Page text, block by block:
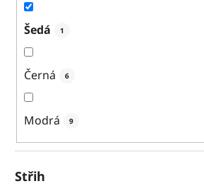
Šedá 1
Černá 6
Modrá 9
Střih